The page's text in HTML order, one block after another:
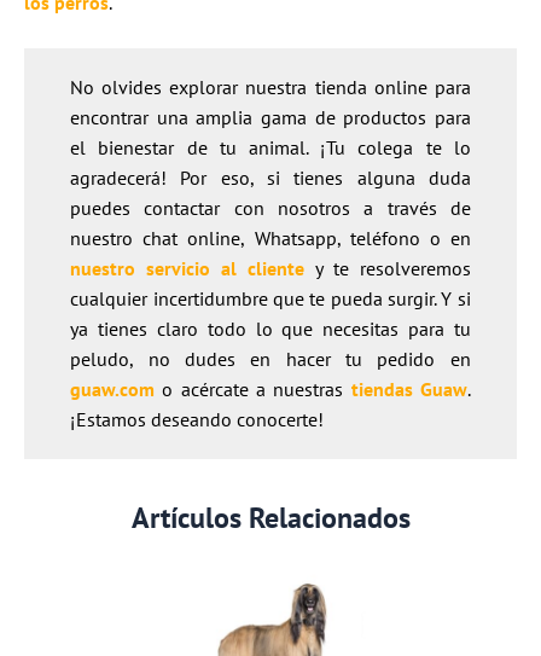
No olvides explorar nuestra tienda online para
encontrar una amplia gama de productos para
el bienestar de tu animal. ¡Tu colega te lo
agradecerá! Por eso, si tienes alguna duda
puedes contactar con nosotros a través de
nuestro chat online, Whatsapp, teléfono o en
nuestro servicio al cliente y te resolveremos
cualquier incertidumbre que te pueda surgir. Y si
ya tienes claro todo lo que necesitas para tu
peludo, no dudes en hacer tu pedido en
guaw.com o acércate a nuestras tiendas Guaw.
¡Estamos deseando conocerte!
Artículos Relacionados